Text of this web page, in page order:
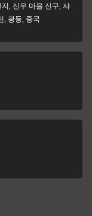
지, 신우 마을 신구, 샤
, 광둥, 중국